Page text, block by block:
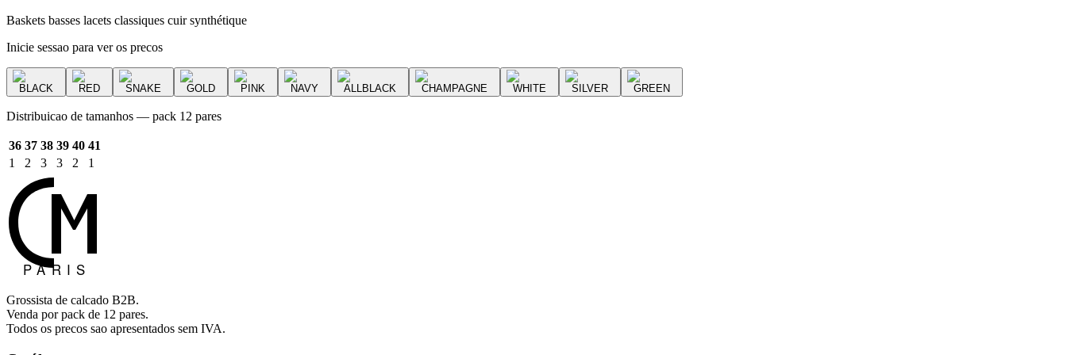
Baskets basses lacets classiques cuir synthétique
Inicie sessao para ver os precos
BLACK RED SNAKE GOLD PINK NAVY ALLBLACK CHAMPAGNE WHITE SILVER GREEN
Distribuicao de tamanhos — pack 12 pares
36 37 38 39 40 41
1
2 3 3 2 1
Grossista de calcado B2B.
Venda por pack de 12 pares.
Todos os precos sao apresentados sem IVA.